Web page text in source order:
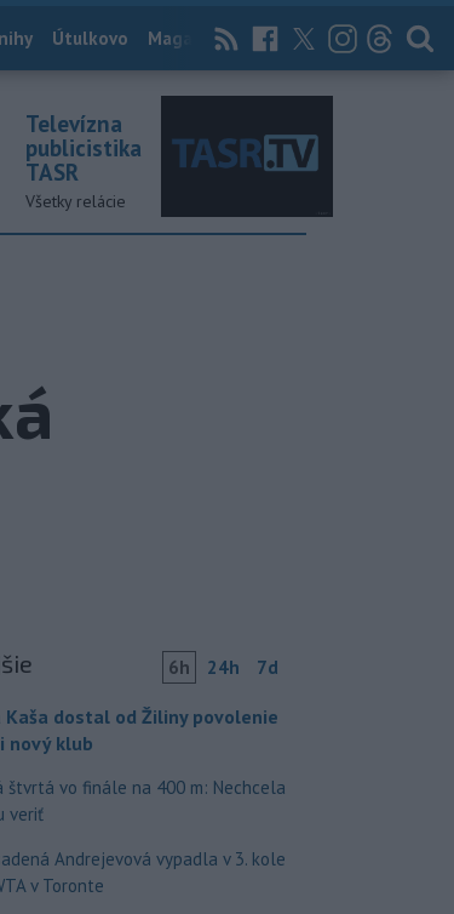
Útulkovo Magazín News Now Archív
Televízna
publicistika
TASR
Všetky relácie
6h 24h 7d
Kaša dostal od Žiliny povolenie
nový klub
štvrtá vo finále na 400 m: Nechcela
veriť
Andrejevová vypadla v 3. kole
v Toronte